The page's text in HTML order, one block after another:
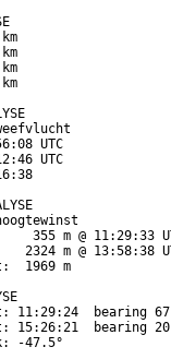
UTC
UTC
355 m @ 11:29:33
2324 m @ 13:58:38
1969 m
11:29:24  bearing
15:26:21  bearing
-47.5°